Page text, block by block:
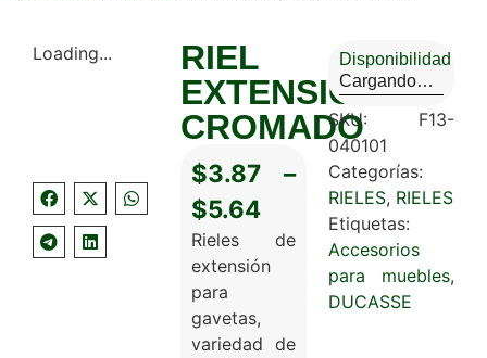
Loading...
RIEL
EXTENSIÓN
CROMADO
$3.87 –
$5.64
Rieles de
extensión
para
gavetas,
variedad de
Disponibilidad
Cargando…
SKU: F13-
040101
Categorías:
RIELES, RIELES
Etiquetas:
Accesorios
para muebles,
DUCASSE